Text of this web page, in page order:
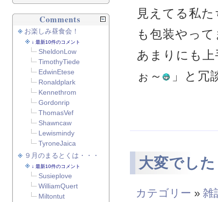
見えてる私
も包装やっ
あまりにも
ぉ～
」と冗
大変でした
カテゴリー » 雑
Comments
お楽しみ昼食会！
最新10件のコメント
SheldonLow
TimothyTiede
EdwinEtese
Ronaldplark
Kennethrom
Gordonrip
ThomasVef
Shawncaw
Lewismindy
TyroneJaica
９月のまるとくは・・・
最新10件のコメント
Susieplove
WilliamQuert
Miltontut